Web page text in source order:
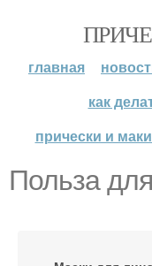
главная
как
прически и
Польза